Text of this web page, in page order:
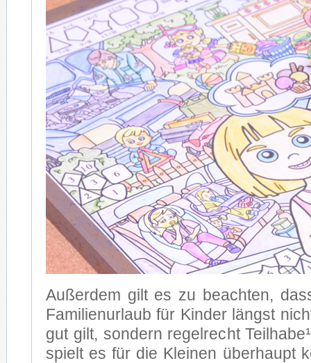
Au­ßer­dem gilt es zu be­ach­ten,
Fa­mi­li­en­ur­laub für Kin­der längst
gut gilt, son­dern re­gel­recht
spielt es für die Klei­nen über­haupt